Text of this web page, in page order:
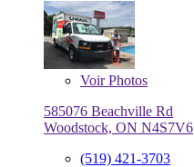
VoirPhotos
585076 Beachville Rd
Woodstock, ON N4S7V6
(519) 421-3703